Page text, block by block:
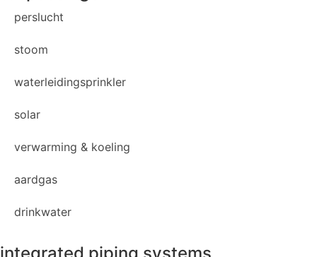
perslucht
stoom
waterleidingsprinkler
solar
verwarming & koeling
aardgas
drinkwater
integrated piping systems